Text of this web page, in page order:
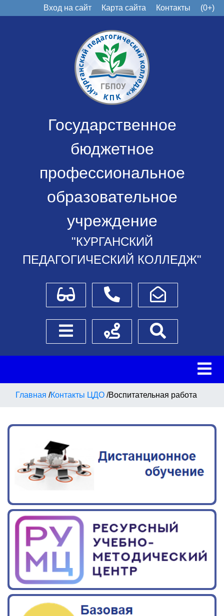
Вход на сайт Карта сайта Контакты (0+)
Государственное
бюджетное
профессиональное
образовательное
учреждение
"КУРГАНСКИЙ
ПЕДАГОГИЧЕСКИЙ КОЛЛЕДЖ"
Для слабовидящихТелефоныНаписать обращение
Боковое менюСхема проезда
Главная /Контакты ЦДО /Воспитательная работа